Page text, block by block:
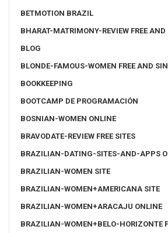
BETMOTION BRAZIL
BHARAT-MATRIMONY-REVIEW FREE AND
BLOG
BLONDE-FAMOUS-WOMEN FREE AND
BOOKKEEPING
BOOTCAMP DE PROGRAMACIÓN
BOSNIAN-WOMEN ONLINE
BRAVODATE-REVIEW FREE SITES
BRAZILIAN-DATING-SITES-AND-APPS
BRAZILIAN-WOMEN SITE
BRAZILIAN-WOMEN+AMERICANA SITE
BRAZILIAN-WOMEN+ARACAJU ONLINE
BRAZILIAN-WOMEN+BELO-HORIZONTE